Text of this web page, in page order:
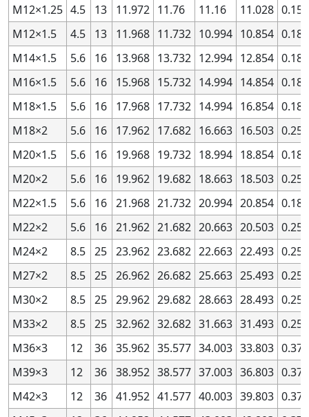
2.8
5.6 0.7 7G +172 +22 +246
2.8
5.6 0.7 7H +150 0 +224
0
2.8
5.6 0.7 8G — — —
—
2.8
5.6 0.7 8H — — —
—
2.8
5.6 0.75 — — — —
—
2.8
5.6 0.75 4H +75 0 +118
0
2.8
5.6 0.75 5G +117 +22 +172
2.8
5.6 0.75 5H +95 0 +150
0
2.8
0.75 — — — —
—
2.8
5.6 0.75 — — — —
—
2.8
0.75 — — — —
—
2.8
0.75 6G +140 +22 +212
2.8
0.75 6H +118 0 +190
0
2.8
5.6 0.75 - - - -
-
2.8
5.6 0.75 7G +172 +22 +258
2.8
5.6 0.75 7H +150 0 +236
0
2.8
0.75 8G — — —
—
2.8
0.75 8H — — —
—
2.8
0.8 — — — —
—
2.8
5.6 0.7 7G +172 +22 +246
2.8
5.6 0.7 7H +150 0 +224
0
2.8
5.6 0.7 8G — — —
—
2.8
5.6 0.7 8H — — —
—
2.8
5.6 0.75 — — — —
—
2.8
5.6 0.75 4H +75 0 +118
0
2.8
5.6 0.75 5G +117 +22 +172
2.8
5.6 0.75 5H +95 0 +150
0
2.8
0.75 — — — —
—
2.8
5.6 0.75 — — — —
—
2.8
0.75 — — — —
—
2.8
0.75 6G +140 +22 +212
2.8
0.75 6H +118 0 +190
0
2.8
5.6 0.75 - - - -
-
2.8
5.6 0.75 7G +172 +22 +258
2.8
5.6 0.75 7H +150 0 +236
0
2.8
0.75 8G — — —
—
2.8
0.75 8H — — —
—
2.8
0.8 — — — —
—
M12×1.25 4.5 13 11.972 11.76 11.16 11.028 0.156
M12×1.5
4.5 13 11.968 11.732 10.994 10.854 0.188
M14×1.5
5.6 16 13.968 13.732 12.994 12.854 0.188
M16×1.5
5.6 16 15.968 15.732 14.994 14.854 0.188
M18×1.5
5.6 16 17.968 17.732 14.994 16.854 0.188
M18×2
5.6 16 17.962 17.682 16.663 16.503 0.25
M20×1.5
5.6 16 19.968 19.732 18.994 18.854 0.188
M20×2
5.6 16 19.962 19.682 18.663 18.503 0.25
M22×1.5
5.6 16 21.968 21.732 20.994 20.854 0.188
M22×2
5.6 16 21.962 21.682 20.663 20.503 0.25
M24×2
8.5 25 23.962 23.682 22.663 22.493 0.25
M27×2
8.5 25 26.962 26.682 25.663 25.493 0.25
M30×2
8.5 25 29.962 29.682 28.663 28.493 0.25
M33×2
8.5 25 32.962 32.682 31.663 31.493 0.25
M36×3
12 36 35.962 35.577 34.003 33.803 0.375
M39×3
12 36 38.952 38.577 37.003 36.803 0.375
M42×3
12 36 41.952 41.577 40.003 39.803 0.375